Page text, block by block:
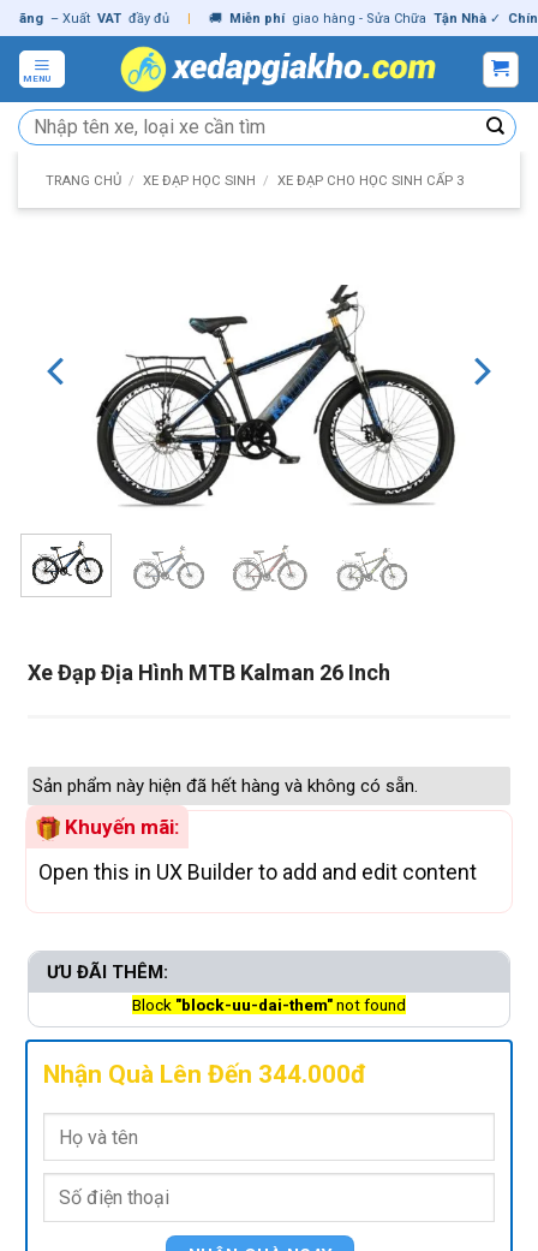
Skip
to
content
– Xuất VAT đầy đủ | 🚚 Miễn phí giao hàng - Sửa Chữa Tận Nhà ✓ Chính
MENU
Tìm
kiếm:
TRANG CHỦ / XE ĐẠP HỌC SINH / XE ĐẠP CHO HỌC SINH CẤP 3
Xe Đạp Địa Hình MTB Kalman 26 Inch
Sản phẩm này hiện đã hết hàng và không có sẵn.
Khuyến mãi:
Open this in UX Builder to add and edit content
ƯU ĐÃI THÊM:
Block "block-uu-dai-them"not found
Nhận Quà Lên Đến 344.000đ